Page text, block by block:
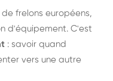
frelons européens,
d'équipement. C'est
: savoir quand
vers une autre